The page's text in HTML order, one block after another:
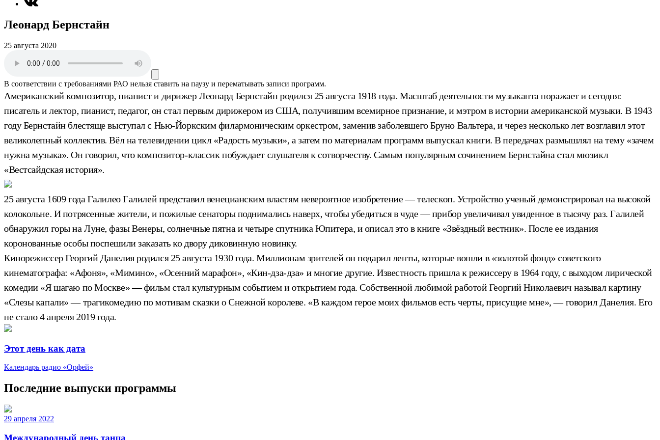
Леонард Бернстайн
25 августа 2020
В соответствии с требованиями РАО нельзя ставить на паузу и перематывать записи программ.
Американский композитор, пианист и дирижер Леонард Бернстайн родился 25 августа 1918 года. Масштаб деятельности музыканта поражает и сегодня:
писатель и лектор, пианист, педагог, он стал первым дирижером из США, получившим всемирное признание, и мэтром в истории американской музыки. В 1943
году Бернстайн блестяще выступал с Нью-Йоркским филармоническим оркестром, заменив заболевшего Бруно Вальтера, и через несколько лет возглавил этот
великолепный коллектив. Вёл на телевидении цикл «Радость музыки», а затем по материалам программ выпускал книги. В передачах размышлял на тему «зачем
нужна музыка». Он говорил, что композитор-классик побуждает слушателя к сотворчеству. Самым популярным сочинением Бернстайна стал мюзикл
«Вестсайдская история».
25 августа 1609 года Галилео Галилей представил венецианским властям невероятное изобретение — телескоп. Устройство ученый демонстрировал на высокой
колокольне. И потрясенные жители, и пожилые сенаторы поднимались наверх, чтобы убедиться в чуде — прибор увеличивал увиденное в тысячу раз. Галилей
обнаружил горы на Луне, фазы Венеры, солнечные пятна и четыре спутника Юпитера, и описал это в книге «Звёздный вестник». После ее издания
коронованные особы поспешили заказать ко двору диковинную новинку.
Кинорежиссер Георгий Данелия родился 25 августа 1930 года. Миллионам зрителей он подарил ленты, которые вошли в «золотой фонд» советского
кинематографа: «Афоня», «Мимино», «Осенний марафон», «Кин-дза-дза» и многие другие. Известность пришла к режиссеру в 1964 году, с выходом лирической
комедии «Я шагаю по Москве» — фильм стал культурным событием и открытием года. Собственной любимой работой Георгий Николаевич называл картину
«Слезы капали» — трагикомедию по мотивам сказки о Снежной королеве. «В каждом герое моих фильмов есть черты, присущие мне», — говорил Данелия. Его
не стало 4 апреля 2019 года.
Этот день как дата
Календарь радио «Орфей»
Последние выпуски программы
29 апреля 2022
Международный день танца